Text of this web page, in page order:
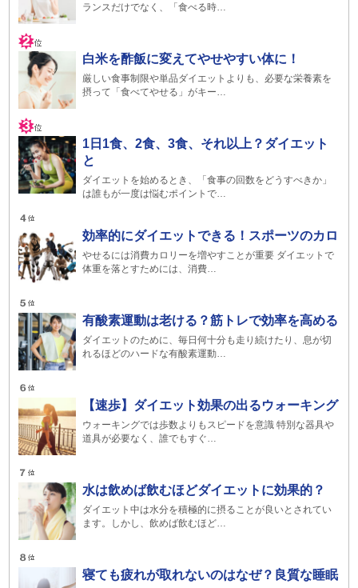
ランスだけでなく、「食べる時…
白米を酢飯に変えてやせやすい体に！
厳しい食事制限や単品ダイエットよりも、必要な栄養素を
摂って「食べてやせる」がキー…
1日1食、2食、3食、それ以上？ダイエット
と
ダイエットを始めるとき、「食事の回数をどうすべきか」
は誰もが一度は悩むポイントで…
効率的にダイエットできる！スポーツのカロ
やせるには消費カロリーを増やすことが重要 ダイエットで
体重を落とすためには、消費…
有酸素運動は老ける？筋トレで効率を高める
ダイエットのために、毎日何十分も走り続けたり、息が切
れるほどのハードな有酸素運動…
【速歩】ダイエット効果の出るウォーキング
ウォーキングでは歩数よりもスピードを意識 特別な器具や
道具が必要なく、誰でもすぐ…
水は飲めば飲むほどダイエットに効果的？
ダイエット中は水分を積極的に摂ることが良いとされてい
ます。しかし、飲めば飲むほど…
寝ても疲れが取れないのはなぜ？良質な睡眠